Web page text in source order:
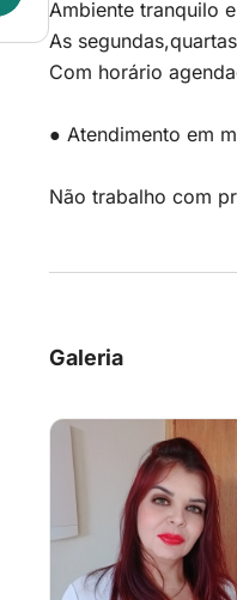
Ambiente tranquilo
As
Com horário
● Atendimento em
Não trabalho com
Galeria